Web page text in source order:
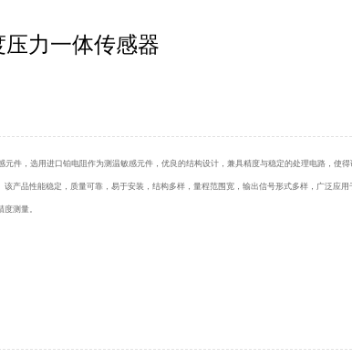
压力一体传感器
元件，选用进口铂电阻作为测温敏感元件，优良的结构设计，兼具精度与稳定的处理电路，使
产品性能稳定，质量可靠，易于安装，结构多样，量程范围宽，输出信号形式多样，广泛应用
测量。